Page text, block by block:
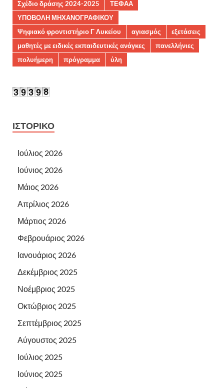
Σχέδιο δράσης 2024-2025
ΤΕΦΑΑ
ΥΠΟΒΟΛΗ ΜΗΧΑΝΟΓΡΑΦΙΚΟΥ
Ψηφιακό φροντιστήριο Γ Λυκείου
αγιασμός
εξετάσεις
μαθητές με ειδικές εκπαιδευτικές ανάγκες
πανελλήνιες
πολυήμερη
πρόγραμμα ύλη
ΙΣΤΟΡΙΚΌ
Ιούλιος 2026
Ιούνιος 2026
Μάιος 2026
Απρίλιος 2026
Μάρτιος 2026
Φεβρουάριος 2026
Ιανουάριος 2026
Δεκέμβριος 2025
Νοέμβριος 2025
Οκτώβριος 2025
Σεπτέμβριος 2025
Αύγουστος 2025
Ιούλιος 2025
Ιούνιος 2025